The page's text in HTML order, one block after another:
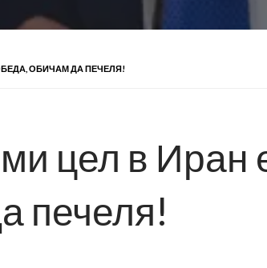
ОБИЧАМ ДА ПЕЧЕЛЯ!
цел в Иран
печеля!